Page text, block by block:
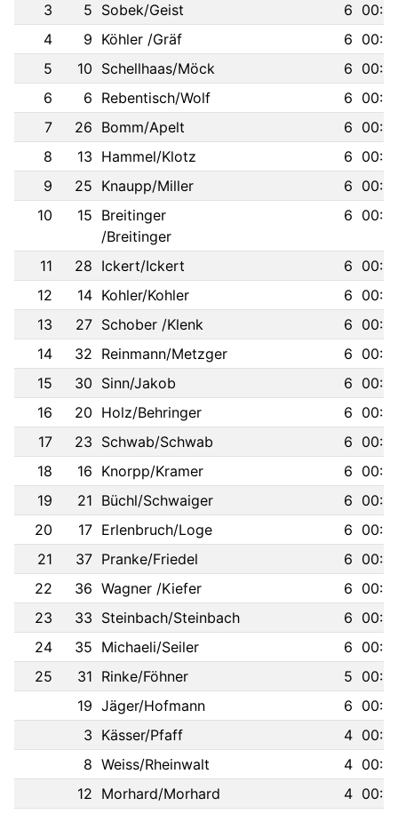
3
5 Sobek/Geist 6
4
9 Köhler /Gräf 6
5
10 Schellhaas/Möck 6
6
6 Rebentisch/Wolf 6
7
26 Bomm/Apelt 6
8
13 Hammel/Klotz 6
9
25 Knaupp/Miller 6
10
15 Breitinger
/Breitinger
6
11 28 Ickert/Ickert 6
12
14 Kohler/Kohler 6
13
27 Schober /Klenk 6
14
32 Reinmann/Metzger 6
15
30 Sinn/Jakob 6
16
20 Holz/Behringer 6
17
23 Schwab/Schwab 6
18
16 Knorpp/Kramer 6
19
21 Büchl/Schwaiger 6
20
17 Erlenbruch/Loge 6
21
37 Pranke/Friedel 6
22
36 Wagner /Kiefer 6
23
33 Steinbach/Steinbach 6
24
35 Michaeli/Seiler 6
25
31 Rinke/Föhner 5
19 Jäger/Hofmann 6
3 Kässer/Pfaff 4
8 Weiss/Rheinwalt 4
12 Morhard/Morhard 4